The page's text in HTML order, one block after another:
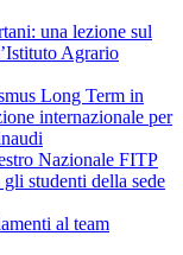
una lezione sul
Agrario
Long Term in
internazionale per
Nazionale FITP
studenti della sede
al team